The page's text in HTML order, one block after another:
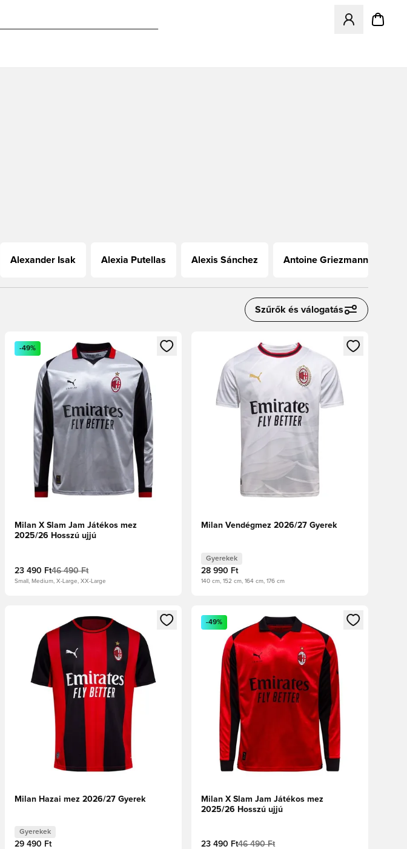
Megnyit egy
Alexander Isak Alexia Putellas Alexis Sánchez Antoine Griezmann
Szűrők és válogatás
a tagként való regisztrációhoz
Megnyit egy modált a bejelentkezéshez vagy a tagként való regisztrációhoz
-49%
Milan X Slam Jam Játékos mez
2025/26 Hosszú ujjú
23 490 Ft46 490 Ft
Small, Medium, X-Large, XX-Large
Megnyit egy modált a bejelentkezéshez vagy a
Milan Vendégmez 2026/27 Gyerek
Gyerekek
28 990 Ft
140 cm, 152 cm, 164 cm, 176 cm
a tagként való regisztrációhoz
Megnyit egy modált a bejelentkezéshez vagy a tagként való regisztrációhoz
Milan Hazai mez 2026/27 Gyerek
Gyerekek
29 490 Ft
Megnyit egy modált a bejelentkezéshez vagy a
-49%
Milan X Slam Jam Játékos mez
2025/26 Hosszú ujjú
23 490 Ft46 490 Ft